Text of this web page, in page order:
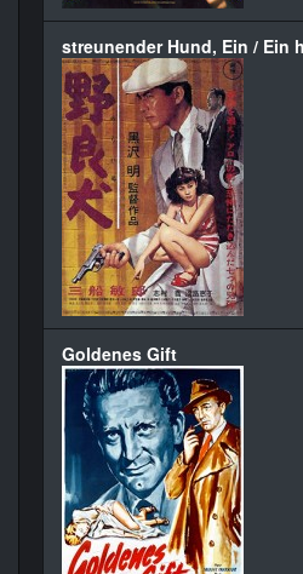
streunender Hund, Ein / Ein
Goldenes Gift